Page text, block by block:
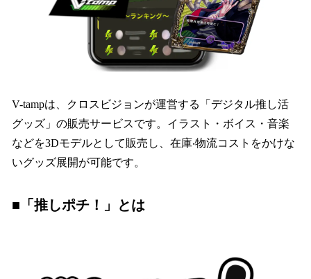
V-tampは、クロスビジョンが運営する「デジタル推し活
グッズ」の販売サービスです。イラスト・ボイス・音楽
などを3Dモデルとして販売し、在庫‧物流コストをかけな
いグッズ展開が可能です。
■「推しポチ！」とは